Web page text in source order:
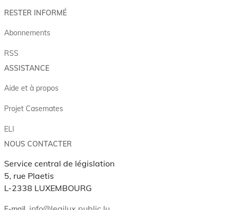
RESTER INFORMÉ
Abonnements
RSS
ASSISTANCE
Aide et à propos
Projet Casemates
ELI
NOUS CONTACTER
Service central de législation
5, rue Plaetis
L-2338 LUXEMBOURG